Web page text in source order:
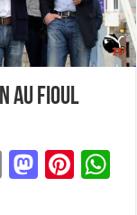
au fioul
C
M
Pi